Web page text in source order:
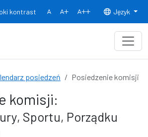
kontrast
Normalny rozmiar czcionki
Rozmiar czcionki 150% Rozmiar
Język
posiedzeń Posiedzenie komisji
komisji:
Sportu, Porządku